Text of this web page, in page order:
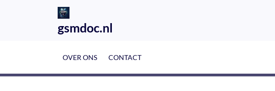
gsmdoc.nl
OVER ONS CONTACT